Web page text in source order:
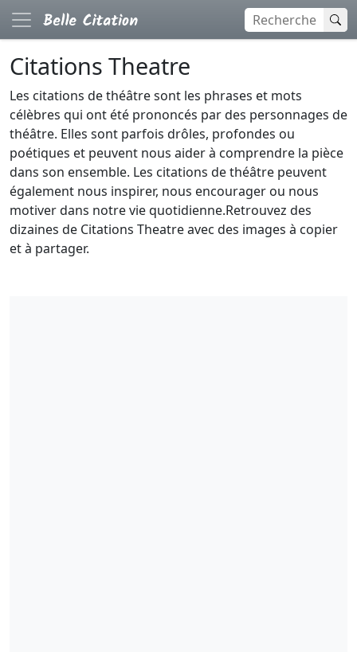
Citations Theatre
Les citations de théâtre sont les phrases et mots
célèbres qui ont été prononcés par des personnages de
théâtre. Elles sont parfois drôles, profondes ou
poétiques et peuvent nous aider à comprendre la pièce
dans son ensemble. Les citations de théâtre peuvent
également nous inspirer, nous encourager ou nous
motiver dans notre vie quotidienne.Retrouvez des
dizaines de Citations Theatre avec des images à copier
et à partager.